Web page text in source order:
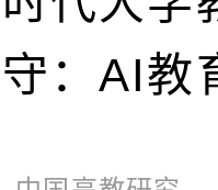
：AI教